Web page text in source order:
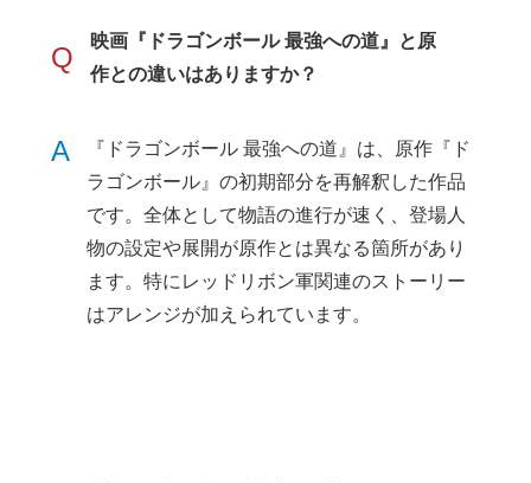
Q
映画『ドラゴンボール 最強への道』と原
作との違いはありますか？
A
『ドラゴンボール 最強への道』は、原作『ド
ラゴンボール』の初期部分を再解釈した作品
です。全体として物語の進行が速く、登場人
物の設定や展開が原作とは異なる箇所があり
ます。特にレッドリボン軍関連のストーリー
はアレンジが加えられています。